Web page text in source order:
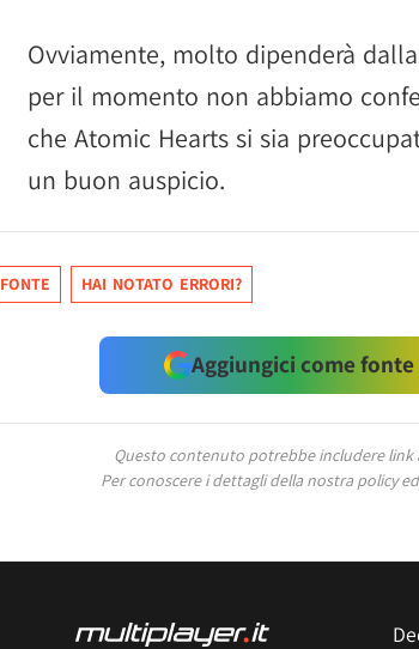
Ovviamente, molto dipenderà dalla
per il momento non abbiamo
che Atomic Hearts si sia
un buon auspicio.
FONTE HAI NOTATO ERRORI?
Aggiungici come
Questo contenuto potrebbe includere link
Per conoscere i dettagli della nostra policy